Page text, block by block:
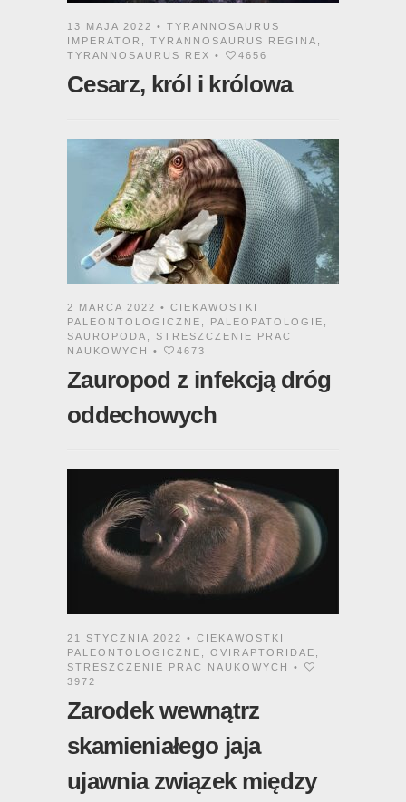
13 MAJA 2022 • TYRANNOSAURUS
IMPERATOR
TYRANNOSAURUS REGINA
TYRANNOSAURUS REX • 4656
Cesarz, król i królowa
2 MARCA 2022 • CIEKAWOSTKI
PALEONTOLOGICZNE
PALEOPATOLOGIE
SAUROPODA
STRESZCZENIE PRAC
NAUKOWYCH
• 4673
Zauropod z infekcją dróg
oddechowych
21 STYCZNIA 2022 • CIEKAWOSTKI
PALEONTOLOGICZNE
OVIRAPTORIDAE
STRESZCZENIE PRAC NAUKOWYCH
•
3972
Zarodek wewnątrz
skamieniałego jaja
ujawnia związek między